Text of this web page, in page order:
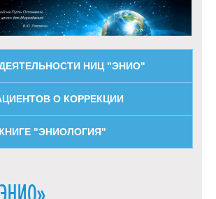
НИЦ "ЭНИО"
О КОРРЕКЦИИ
"ЭНИОЛОГИЯ"